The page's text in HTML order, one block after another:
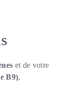
et de votre
B9),